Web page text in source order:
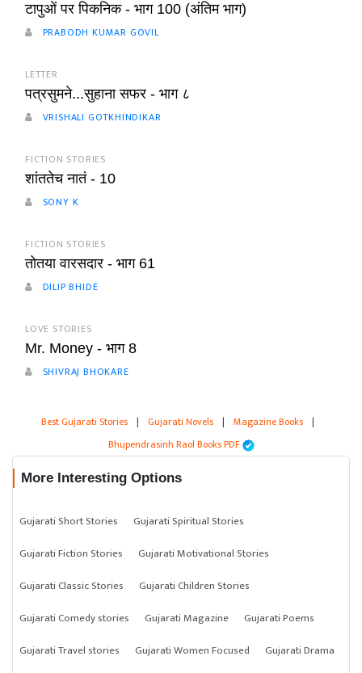
टापुओं पर पिकनिक - भाग 100 (अंतिम भाग)
PRABODH KUMAR GOVIL
LETTER
पत्रसुमने...सुहाना सफर - भाग ८
VRISHALI GOTKHINDIKAR
FICTION STORIES
शांततेच नातं - 10
SONY K
FICTION STORIES
तोतया वारसदार - भाग 61
DILIP BHIDE
LOVE STORIES
Mr. Money - भाग 8
SHIVRAJ BHOKARE
Best Gujarati Stories | Gujarati Novels | Magazine Books |
Bhupendrasinh Raol Books PDF
More Interesting Options
Gujarati Short Stories
Gujarati Spiritual Stories
Gujarati Fiction Stories
Gujarati Motivational Stories
Gujarati Classic Stories
Gujarati Children Stories
Gujarati Comedy stories
Gujarati Magazine
Gujarati Poems
Gujarati Travel stories
Gujarati Women Focused
Gujarati Drama